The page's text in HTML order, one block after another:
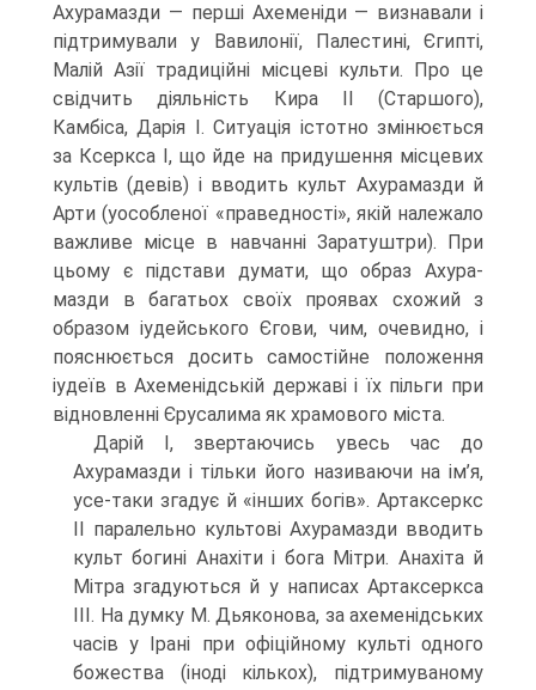
Ахурамазди — перші Ахеменіди — визна­вали і
підтримували у Вавилонії, Палестині, Єгипті,
Малій Азії традиційні місцеві культи. Про це
свідчить діяльність Кира II (Старшого),
Камбіса, Дарія I. Ситуація істотно змінюється
за Ксеркса I, що йде на придушення місцевих
культів (девів) і вводить культ Ахурамазди й
Арти (уособленої «праведності», якій належало
важ­ливе місце в навчанні Заратуштри). При
цьому є підстави думати, що образ Ахура­
мазди в багатьох своїх проявах схожий з
образом іудейського Єгови, чим, очевид­но, і
пояснюється досить самостійне положення
іудеїв в Ахеменідській державі і їх пільги при
відновленні Єрусалима як храмового міста.
Дарій I, звертаючись увесь час до
Ахурамазди і тільки його називаючи на ім’я,
усе-таки згадує й «інших богів». Артаксеркс
II паралельно культові Ахурамазди вводить
культ богині Анахіти і бога Мітри. Анахіта й
Мітра згадуються й у напи­сах Артаксеркса
III. На думку М. Дьяконова, за ахеменідських
часів у Ірані при офіційному культі одного
божества (іноді кількох), підтримуваному